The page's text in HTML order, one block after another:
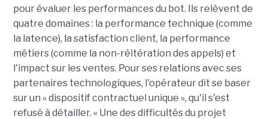
pour évaluer les performances du bot. Ils relèvent de
quatre domaines : la performance technique (comme
la latence), la satisfaction client, la performance
métiers (comme la non-réitération des appels) et
l'impact sur les ventes. Pour ses relations avec ses
partenaires technologiques, l'opérateur dit se baser
sur un « dispositif contractuel unique », qu'il s'est
refusé à détailler. « Une des difficultés du projet